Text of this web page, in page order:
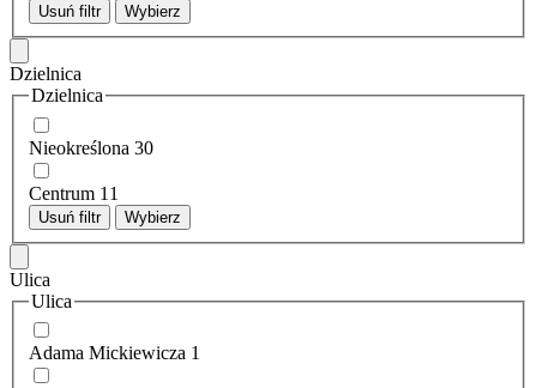
Usuń filtr Wybierz
Dzielnica
Dzielnica
Nieokreślona 30
Centrum 11
Usuń filtr Wybierz
Ulica
Ulica
Adama Mickiewicza 1